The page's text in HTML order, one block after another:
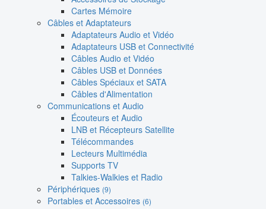
Cartes Mémoire
Câbles et Adaptateurs
Adaptateurs Audio et Vidéo
Adaptateurs USB et Connectivité
Câbles Audio et Vidéo
Câbles USB et Données
Câbles Spéciaux et SATA
Câbles d'Alimentation
Communications et Audio
Écouteurs et Audio
LNB et Récepteurs Satellite
Télécommandes
Lecteurs Multimédia
Supports TV
Talkies-Walkies et Radio
Périphériques (9)
Portables et Accessoires (6)